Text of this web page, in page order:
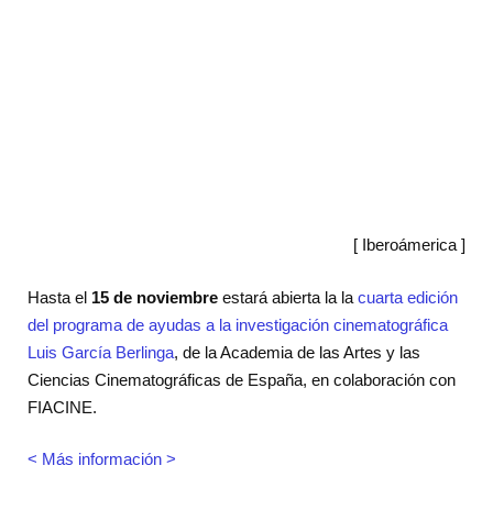
[ Iberoámerica ]
Hasta el 15 de noviembre estará abierta la la cuarta edición
del programa de ayudas a la investigación cinematográfica
Luis García Berlinga, de la Academia de las Artes y las
Ciencias Cinematográficas de España, en colaboración con
FIACINE.
< Más información >